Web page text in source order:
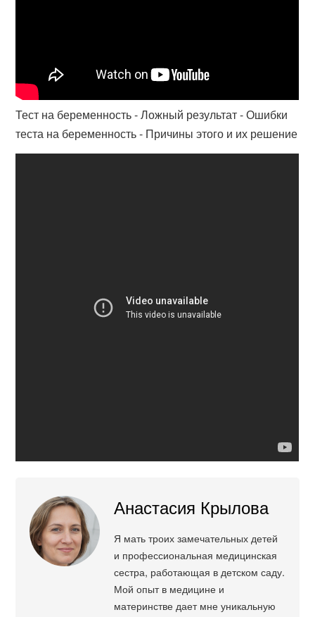
Тест на беременность - Ложный результат - Ошибки
теста на беременность - Причины этого и их решение
Анастасия Крылова
Я мать троих замечательных детей
и профессиональная медицинская
сестра, работающая в детском саду.
Мой опыт в медицине и
материнстве дает мне уникальную